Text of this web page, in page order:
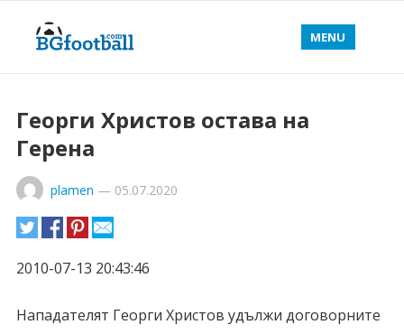
MENU
Георги Христов остава на
Герена
plamen — 05.07.2020
2010-07-13 20:43:46
Нападателят Георги Христов удължи договорните